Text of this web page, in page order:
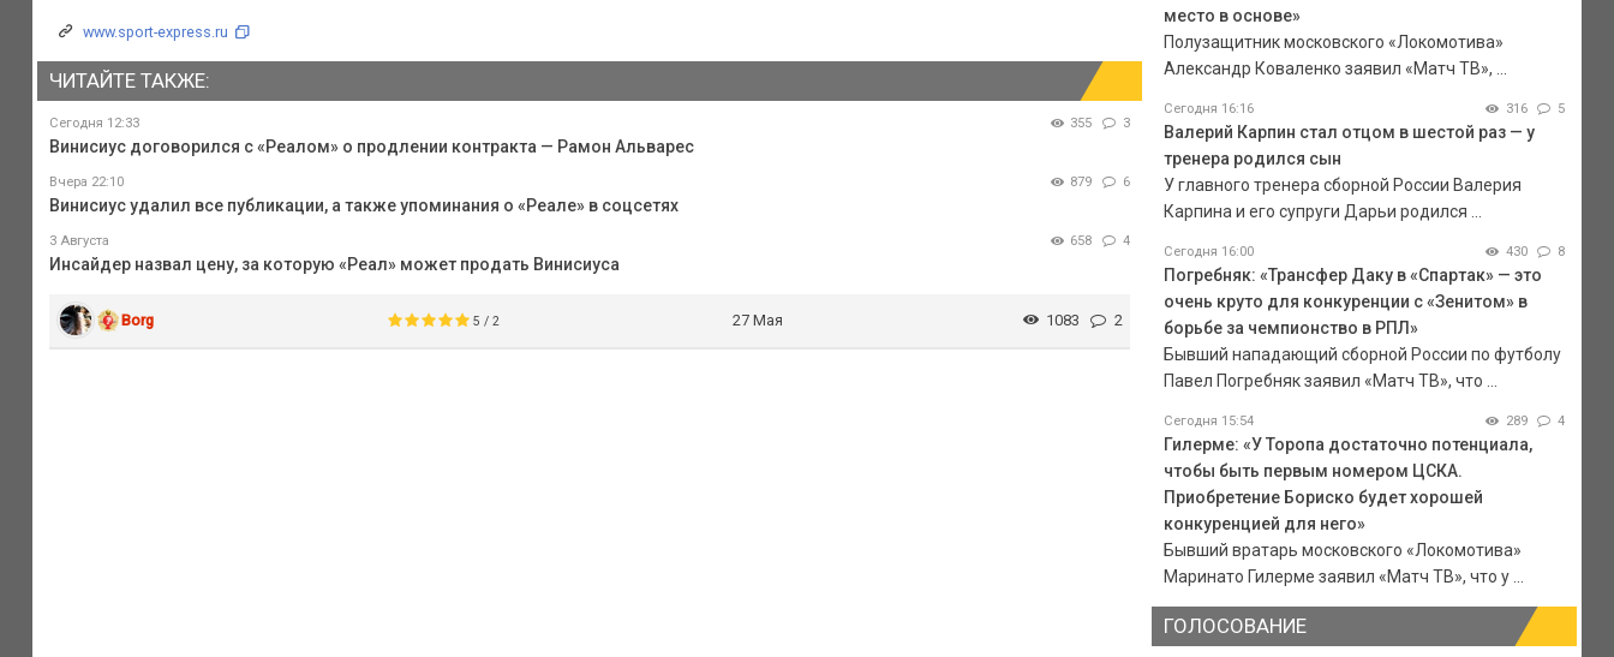
www.sport-express.ru
ЧИТАЙТЕ ТАКЖЕ:
Сегодня 12:33 355 3
Винисиус договорился с «Реалом» о продлении контракта — Рамон Альварес
Вчера 22:10 879 6
Винисиус удалил все публикации, а также упоминания о «Реале» в соцсетях
3 Августа 658 4
Инсайдер назвал цену, за которую «Реал» может продать Винисиуса
Borg 5 / 2 27 Мая 1083 2
место в основе»
Полузащитник московского «Локомотива»
Александр Коваленко заявил «Матч ТВ», ...
Сегодня 16:16 316 5
Валерий Карпин стал отцом в шестой раз — у
тренера родился сын
У главного тренера сборной России Валерия
Карпина и его супруги Дарьи родился ...
Сегодня 16:00 430 8
Погребняк: «Трансфер Даку в «Спартак» — это
очень круто для конкуренции с «Зенитом» в
борьбе за чемпионство в РПЛ»
Бывший нападающий сборной России по футболу
Павел Погребняк заявил «Матч ТВ», что ...
Сегодня 15:54 289 4
Гилерме: «У Торопа достаточно потенциала,
чтобы быть первым номером ЦСКА.
Приобретение Бориско будет хорошей
конкуренцией для него»
Бывший вратарь московского «Локомотива»
Маринато Гилерме заявил «Матч ТВ», что у ...
ГОЛОСОВАНИЕ